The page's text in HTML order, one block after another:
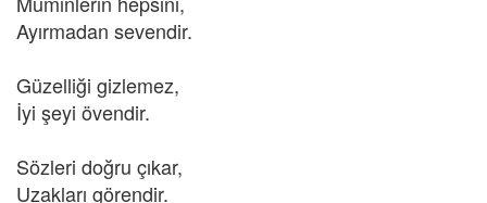
Ayırmadan sevendir.
Güzelliği gizlemez,
İyi şeyi övendir.
Sözleri doğru çıkar,
Uzakları görendir.